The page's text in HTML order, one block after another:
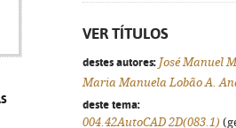
VER TÍTULOS
destes autores: José Manuel
Maria Manuela Lobão A.
deste tema:
004.42AutoCAD 2D(083.1)